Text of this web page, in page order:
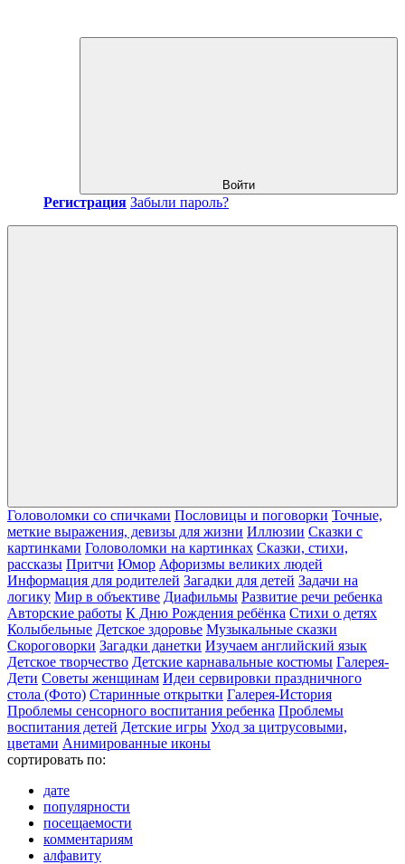
Войти
Регистрация Забыли пароль?
Головоломки со спичками Пословицы и поговорки Точные,
меткие выражения, девизы для жизни Иллюзии Сказки с
картинками Головоломки на картинках Сказки, стихи,
рассказы Притчи Юмор Афоризмы великих людей
Информация для родителей Загадки для детей Задачи на
логику Мир в объективе Диафильмы Развитие речи ребенка
Авторские работы К Дню Рождения ребёнка Cтихи о детях
Колыбельные Детское здоровье Музыкальные сказки
Скороговорки Загадки данетки Изучаем английский язык
Детское творчество Детские карнавальные костюмы Галерея-
Дети Cоветы женщинам Идеи сервировки праздничного
стола (Фото) Старинные открытки Галерея-История
Проблемы сенсорного воспитания ребенка Проблемы
воспитания детей Детские игры Уход за цитрусовыми,
цветами Анимированные иконы
сортировать по:
дате
популярности
посещаемости
комментариям
алфавиту